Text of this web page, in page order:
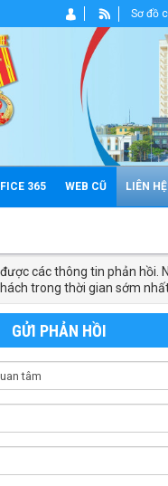
365 WEB CŨ LIÊN HỆ
Sơ đồ
các thông tin phản hồi.
trong thời gian sớm
GỬI PHẢN HỒI